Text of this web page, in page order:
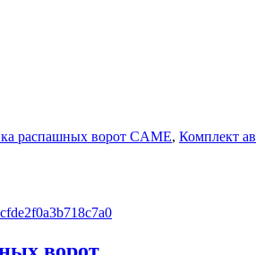
распашных ворот CAME, Комплект